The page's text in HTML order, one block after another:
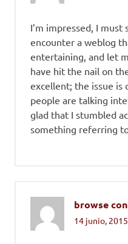
I’m impressed, I
encounter a weblog
entertaining, and let
have hit the nail on
excellent; the issue is
people are talking
glad that I stumbled
something referring
browse
14 junio,